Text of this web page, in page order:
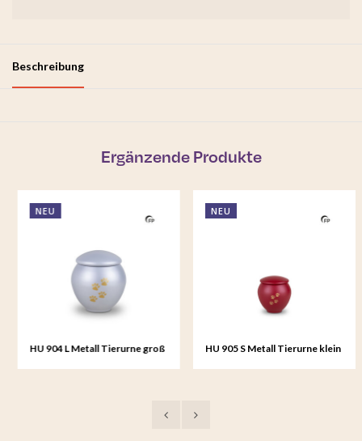
Beschreibung
Ergänzende Produkte
NEU
HU 904 L Metall Tierurne groß
NEU
HU 905 S Metall Tierurne klein